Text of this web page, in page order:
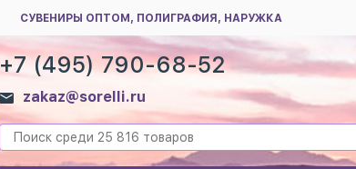
СУВЕНИРЫ ОПТОМ, ПОЛИГРАФИЯ, НАРУЖКА
+7 (495) 790-68-52
zakaz@sorelli.ru